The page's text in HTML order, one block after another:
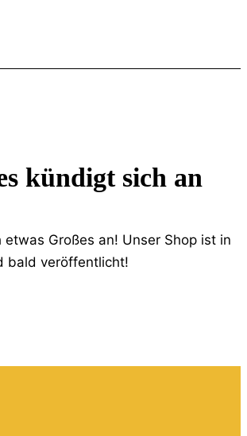
kündigt sich an
etwas Großes an! Unser Shop ist in
bald veröffentlicht!